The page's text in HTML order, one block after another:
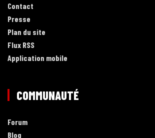
Contact
Presse
Plan du site
Flux RSS
Application mobile
COMMUNAUTÉ
Forum
Blog